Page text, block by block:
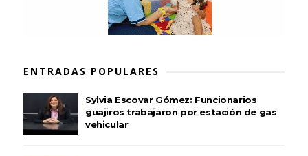
ENTRADAS POPULARES
Sylvia Escovar Gómez: Funcionarios
guajiros trabajaron por estación de gas
vehicular